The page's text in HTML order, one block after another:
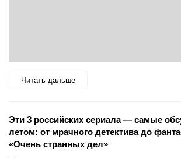
Читать дальше
Эти 3 российских сериала — самые
летом: от мрачного детектива до
«Очень странных дел»